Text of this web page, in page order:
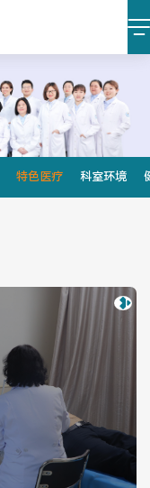
医院文化
环境照片
党建动态
学习资料
手术科室
特色医疗 科室环境